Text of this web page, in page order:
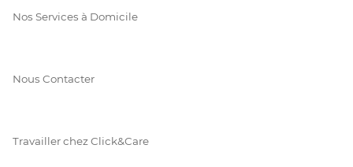
Nos Services à Domicile
Nous Contacter
Travailler chez Click&Care